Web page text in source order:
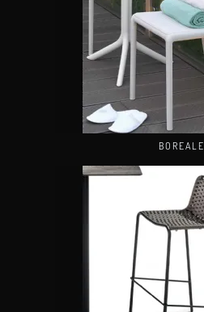
BOREALE